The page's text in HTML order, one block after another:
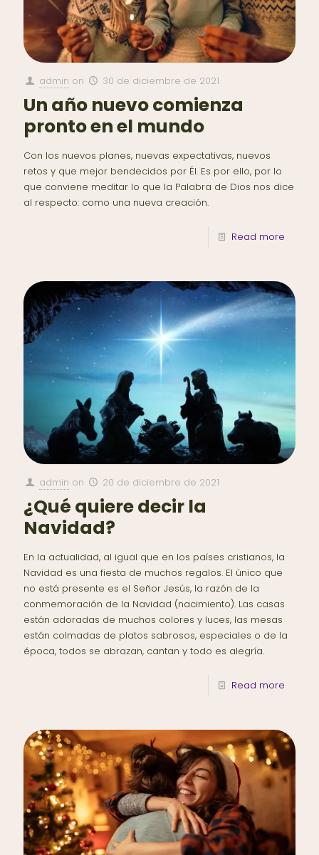
admin on 30 de diciembre de 2021
Un año nuevo comienza
pronto en el mundo
Con los nuevos planes, nuevas expectativas, nuevos
retos y que mejor bendecidos por Él. Es por ello, por lo
que conviene meditar lo que la Palabra de Dios nos dice
al respecto: como una nueva creación.
Read more
admin on 20 de diciembre de 2021
¿Qué quiere decir la
Navidad?
En la actualidad, al igual que en los países cristianos, la
Navidad es una fiesta de muchos regalos. El único que
no está presente es el Señor Jesús, la razón de la
conmemoración de la Navidad (nacimiento). Las casas
están adoradas de muchos colores y luces, las mesas
están colmadas de platos sabrosos, especiales o de la
época, todos se abrazan, cantan y todo es alegría.
Read more